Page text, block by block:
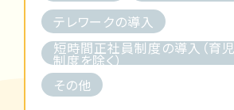
テレワークの導入
短時間正社員制度の導入（育
制度を除く）
その他